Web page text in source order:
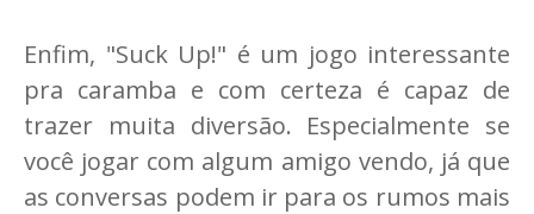
Enfim, "Suck Up!" é um jogo interessante
pra caramba e com certeza é capaz de
trazer muita diversão. Especialmente se
você jogar com algum amigo vendo, já que
as conversas podem ir para os rumos mais